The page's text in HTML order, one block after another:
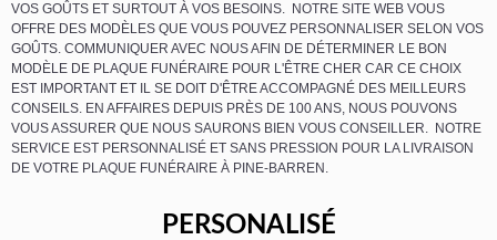
VOS GOÛTS ET SURTOUT À VOS BESOINS. NOTRE SITE WEB VOUS
OFFRE DES MODÈLES QUE VOUS POUVEZ PERSONNALISER SELON VOS
GOÛTS. COMMUNIQUER AVEC NOUS AFIN DE DÉTERMINER LE BON
MODÈLE DE PLAQUE FUNÉRAIRE POUR L'ÊTRE CHER CAR CE CHOIX
EST IMPORTANT ET IL SE DOIT D'ÊTRE ACCOMPAGNÉ DES MEILLEURS
CONSEILS. EN AFFAIRES DEPUIS PRÈS DE 100 ANS, NOUS POUVONS
VOUS ASSURER QUE NOUS SAURONS BIEN VOUS CONSEILLER. NOTRE
SERVICE EST PERSONNALISÉ ET SANS PRESSION POUR LA LIVRAISON
DE VOTRE PLAQUE FUNÉRAIRE À PINE-BARREN.
PERSONALISÉ